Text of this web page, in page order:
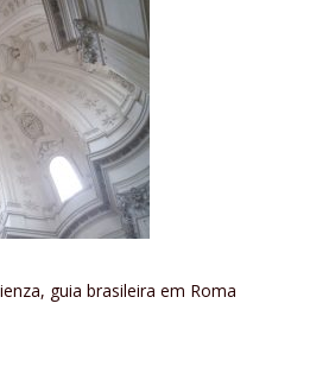
guia brasileira em Roma